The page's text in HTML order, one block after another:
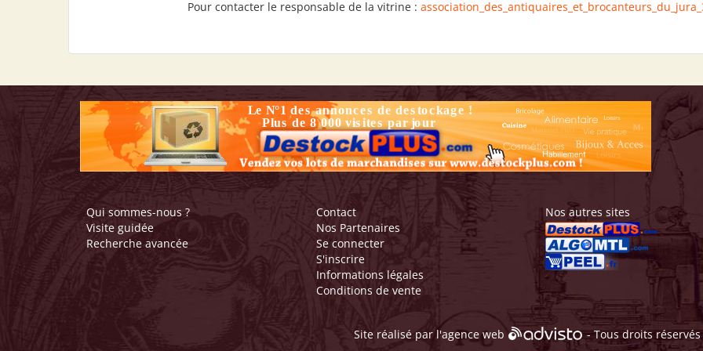
Pour contacter le responsable de la vitrine :
Qui sommes-nous ?
Visite guidée
Recherche avancée
Contact
Nos Partenaires
Se connecter
S'inscrire
Informations légales
Conditions de vente
Nos autres sites
Site réalisé par l'agence web - Tous droits réservés